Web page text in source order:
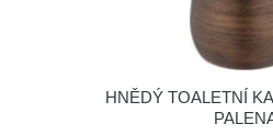
HNĚDÝ TOALETNÍ